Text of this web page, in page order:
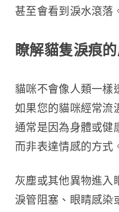
甚至會看到淚水滾落
瞭解貓隻淚痕
貓咪不會像人類一樣
如果您的貓咪經常流
通常是因為身體或健
而非表達情感的方式
灰塵或其他異物進入
淚管阻塞、眼睛感染